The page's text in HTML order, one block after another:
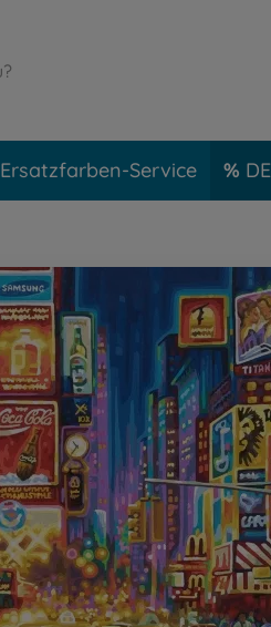
Ersatzfarben-Service